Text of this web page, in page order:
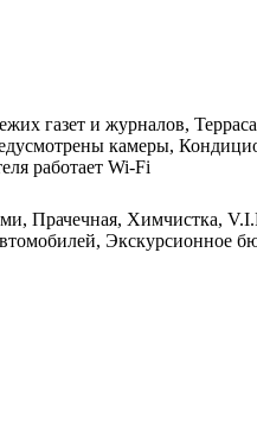
газет и журналов,
камеры,
работает Wi-Fi
Прачечная, Химчистка,
Экскурсионное